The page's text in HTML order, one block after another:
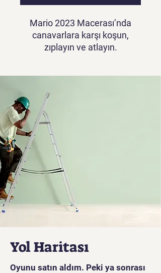
Mario 2023 Macerası’nda
canavarlara karşı koşun,
zıplayın ve atlayın.
Beklenmedik engellerle dolu,
son hedefe ulaşmak için
mücadele edin!
Oyun videosunu görmek için
tıklayınız
Yol Haritası
Oyunu satın aldım. Peki ya sonrası